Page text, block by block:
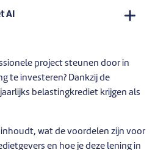
AI
project steunen door in
te investeren? Dankzij de
belastingkrediet krijgen als
wat de voordelen zijn voor
en hoe je deze lening in